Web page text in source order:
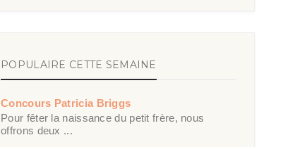
POPULAIRE CETTE SEMAINE
Concours Patricia Briggs
Pour fêter la naissance du petit frère, nous
offrons deux ...